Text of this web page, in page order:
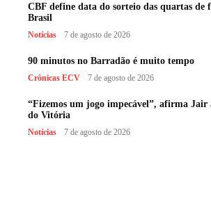
CBF define data do sorteio das quartas de
Brasil
Notícias 7 de agosto de 2026
90 minutos no Barradão é muito tempo
Crônicas ECV 7 de agosto de 2026
“Fizemos um jogo impecável”, afirma Jair
do Vitória
Notícias 7 de agosto de 2026